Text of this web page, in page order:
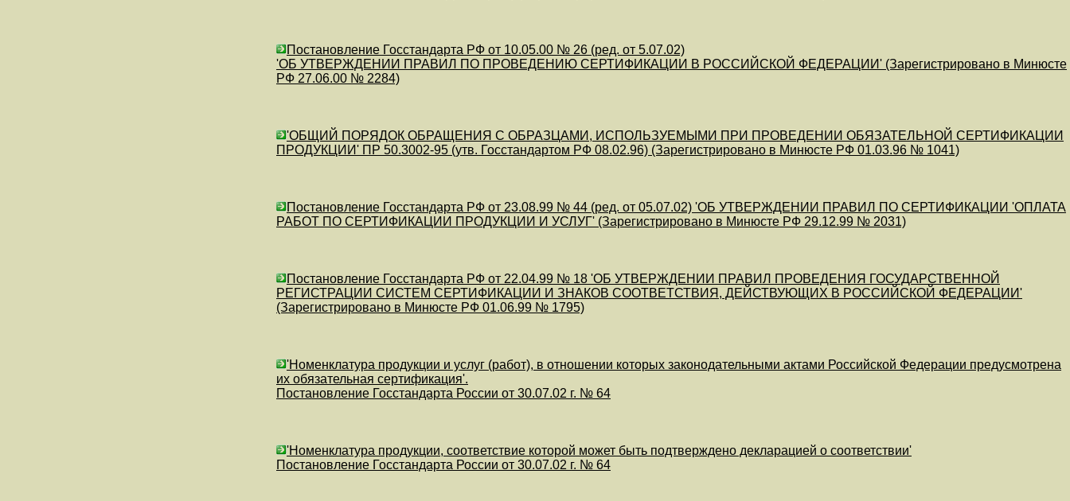
Постановление Госстандарта РФ от 10.05.00 № 26 (ред. от 5.07.02)
'ОБ УТВЕРЖДЕНИИ ПРАВИЛ ПО ПРОВЕДЕНИЮ СЕРТИФИКАЦИИ В РОССИЙСКОЙ ФЕДЕРАЦИИ' (Зарегистрировано в Минюсте
РФ 27.06.00 № 2284)
'ОБЩИЙ ПОРЯДОК ОБРАЩЕНИЯ С ОБРАЗЦАМИ, ИСПОЛЬЗУЕМЫМИ ПРИ ПРОВЕДЕНИИ ОБЯЗАТЕЛЬНОЙ СЕРТИФИКАЦИИ
ПРОДУКЦИИ' ПР 50.3002-95 (утв. Госстандартом РФ 08.02.96) (Зарегистрировано в Минюсте РФ 01.03.96 № 1041)
Постановление Госстандарта РФ от 23.08.99 № 44 (ред. от 05.07.02) 'ОБ УТВЕРЖДЕНИИ ПРАВИЛ ПО СЕРТИФИКАЦИИ 'ОПЛАТА
РАБОТ ПО СЕРТИФИКАЦИИ ПРОДУКЦИИ И УСЛУГ' (Зарегистрировано в Минюсте РФ 29.12.99 № 2031)
Постановление Госстандарта РФ от 22.04.99 № 18 'ОБ УТВЕРЖДЕНИИ ПРАВИЛ ПРОВЕДЕНИЯ ГОСУДАРСТВЕННОЙ
РЕГИСТРАЦИИ СИСТЕМ СЕРТИФИКАЦИИ И ЗНАКОВ СООТВЕТСТВИЯ, ДЕЙСТВУЮЩИХ В РОССИЙСКОЙ ФЕДЕРАЦИИ'
(Зарегистрировано в Минюсте РФ 01.06.99 № 1795)
'Номенклатура продукции и услуг (работ), в отношении которых законодательными актами Российской Федерации предусмотрена
их обязательная сертификация'.
Постановление Госстандарта России от 30.07.02 г. № 64
'Номенклатура продукции, соответствие которой может быть подтверждено декларацией о соответствии'
Постановление Госстандарта России от 30.07.02 г. № 64